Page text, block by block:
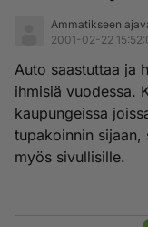
Ammatikseen
2001-02-22
Auto saastuttaa ja
ihmisiä vuodessa.
kaupungeissa
tupakoinnin sijaan,
myös sivullisille.